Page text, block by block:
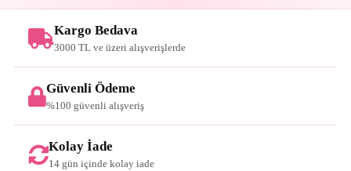
Kargo Bedava
3000 TL ve üzeri alışverişlerde
Güvenli Ödeme
%100 güvenli alışveriş
Kolay İade
14 gün içinde kolay iade